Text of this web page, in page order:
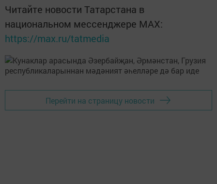
Читайте новости Татарстана в
национальном мессенджере MАХ:
https://max.ru/tatmedia
Перейти на страницу новости